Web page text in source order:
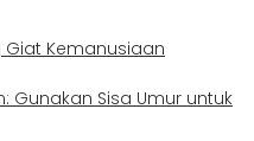
Giat Kemanusiaan
Gunakan Sisa Umur untuk